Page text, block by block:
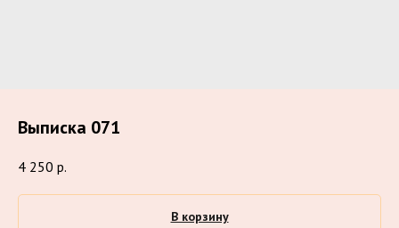
Выписка 071
4 250 р.
В корзину